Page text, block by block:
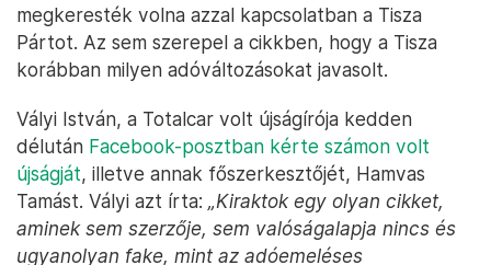
megkeresték volna azzal kapcsolatban a Tisza
Pártot. Az sem szerepel a cikkben, hogy a Tisza
korábban milyen adóváltozásokat javasolt.
Vályi István, a Totalcar volt újságírója kedden
délután Facebook-posztban kérte számon volt
újságját, illetve annak főszerkesztőjét, Hamvas
Tamást. Vályi azt írta: „Kiraktok egy olyan cikket,
aminek sem szerzője, sem valóságalapja nincs és
ugyanolyan fake, mint az adóemeléses